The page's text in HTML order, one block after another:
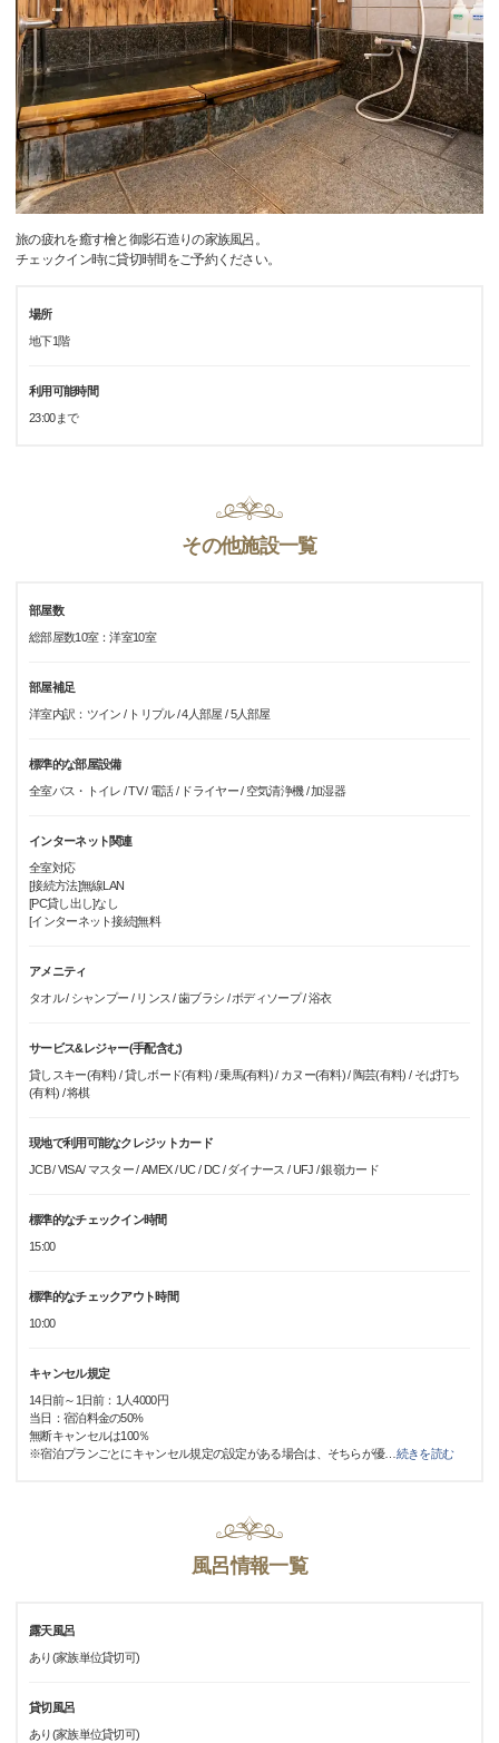
旅の疲れを癒す檜と御影石造りの家族風呂。
チェックイン時に貸切時間をご予約ください。
場所
地下1階
利用可能時間
23:00まで
その他施設一覧
部屋数
総部屋数10室：洋室10室
部屋補足
洋室内訳：ツイン / トリプル / 4人部屋 / 5人部屋
標準的な部屋設備
全室バス・トイレ / TV / 電話 / ドライヤー / 空気清浄機 / 加湿器
インターネット関連
全室対応
[接続方法]無線LAN
[PC貸し出し]なし
[インターネット接続]無料
アメニティ
タオル / シャンプー / リンス / 歯ブラシ / ボディソープ / 浴衣
サービス&レジャー(手配含む)
貸しスキー(有料) / 貸しボード(有料) / 乗馬(有料) / カヌー(有料) / 陶芸(有料) / そば打ち
(有料) / 将棋
現地で利用可能なクレジットカード
JCB / VISA / マスター / AMEX / UC / DC / ダイナース / UFJ / 銀嶺カード
標準的なチェックイン時間
15:00
標準的なチェックアウト時間
10:00
キャンセル規定
14日前～1日前：1人4000円
当日：宿泊料金の50%
無断キャンセルは100％
※宿泊プランごとにキャンセル規定の設定がある場合は、そちらが優… 続きを読む
風呂情報一覧
露天風呂
あり(家族単位貸切可)
貸切風呂
あり(家族単位貸切可)